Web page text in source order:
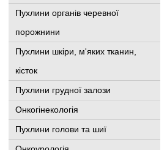
Пухлини органів черевної
порожнини
Пухлини шкіри, м'яких тканин,
кісток
Пухлини грудної залози
Онкогінекологія
Пухлини голови та шиї